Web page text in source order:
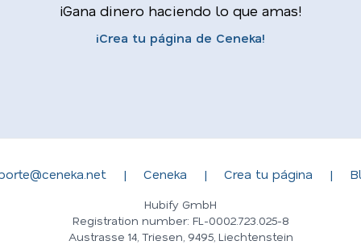
¡Gana dinero haciendo lo que amas!
¡Crea tu página de Ceneka!
| Ceneka | Crea tu página |
Hubify GmbH
Registration number: FL-0002.723.025-8
Austrasse 14, Triesen, 9495, Liechtenstein